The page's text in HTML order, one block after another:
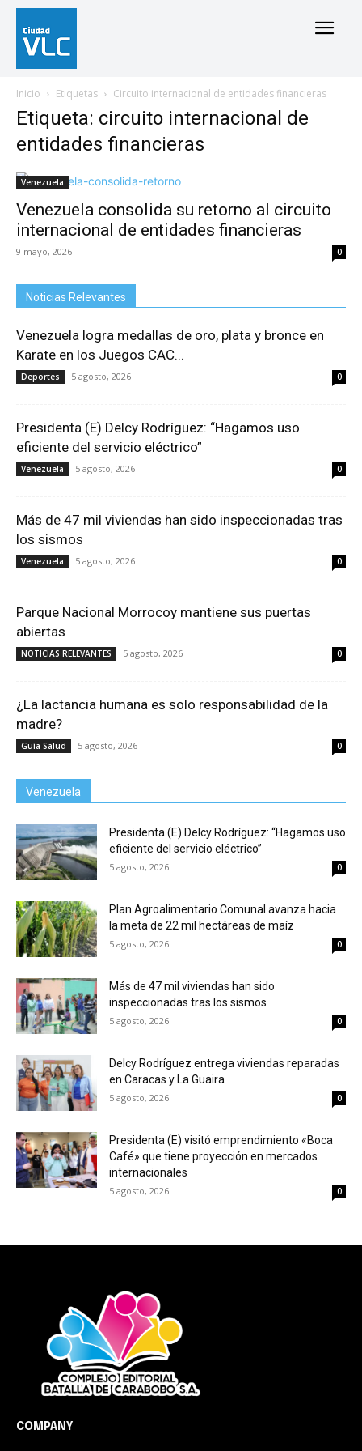
Inicio Etiquetas Circuito internacional de entidades financieras
Etiqueta: circuito internacional de
entidades financieras
Venezuela
Venezuela consolida su retorno al circuito
internacional de entidades financieras
9 mayo, 2026 0
Noticias Relevantes
Venezuela logra medallas de oro, plata y bronce en
Karate en los Juegos CAC...
Deportes 5 agosto, 2026 0
Presidenta (E) Delcy Rodríguez: “Hagamos uso
eficiente del servicio eléctrico”
Venezuela 5 agosto, 2026 0
Más de 47 mil viviendas han sido inspeccionadas tras
los sismos
Venezuela 5 agosto, 2026 0
Parque Nacional Morrocoy mantiene sus puertas
abiertas
NOTICIAS RELEVANTES 5 agosto, 2026 0
¿La lactancia humana es solo responsabilidad de la
madre?
Guía Salud 5 agosto, 2026 0
Venezuela
Presidenta (E) Delcy Rodríguez: “Hagamos uso
eficiente del servicio eléctrico”
5 agosto, 2026 0
Plan Agroalimentario Comunal avanza hacia
la meta de 22 mil hectáreas de maíz
5 agosto, 2026 0
Más de 47 mil viviendas han sido
inspeccionadas tras los sismos
5 agosto, 2026 0
Delcy Rodríguez entrega viviendas reparadas
en Caracas y La Guaira
5 agosto, 2026 0
Presidenta (E) visitó emprendimiento «Boca
Café» que tiene proyección en mercados
internacionales
5 agosto, 2026 0
COMPANY